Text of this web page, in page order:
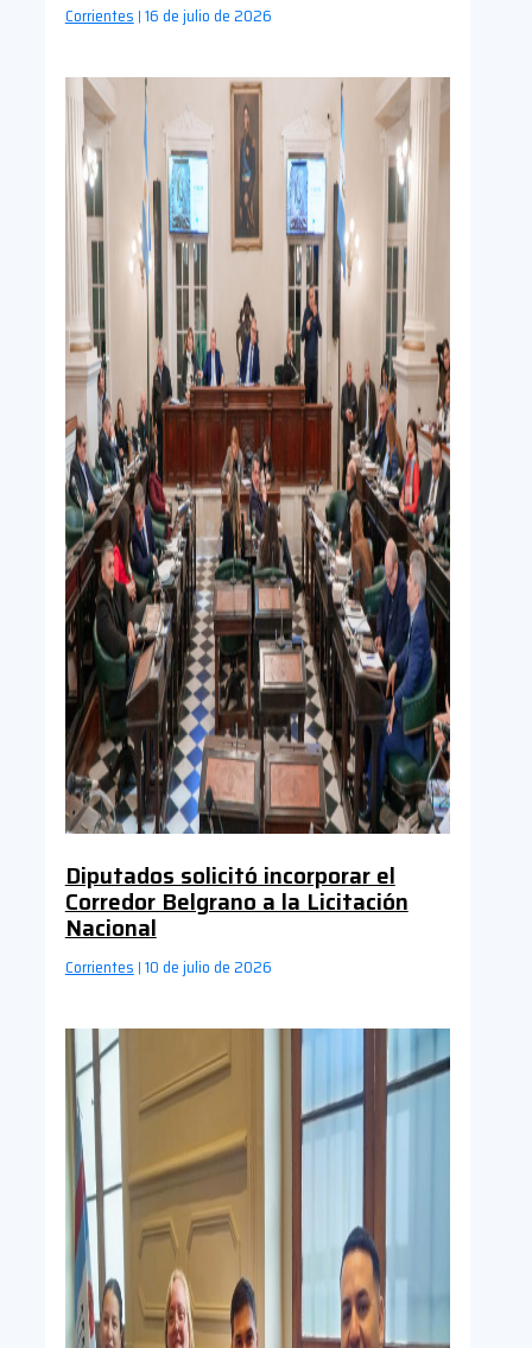
Corrientes | 16 de julio de 2026
Diputados solicitó incorporar el
Corredor Belgrano a la Licitación
Nacional
Corrientes | 10 de julio de 2026